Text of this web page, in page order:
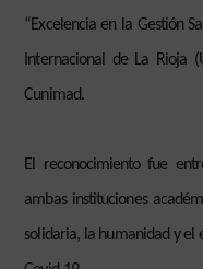
“Excelencia en la Gestión
Internacional de La Rioja
Cunimad.
El reconocimiento fue
ambas instituciones
solidaria, la humanidad y el